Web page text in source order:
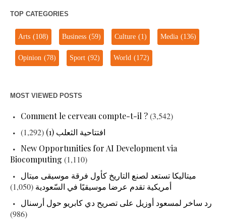
TOP CATEGORIES
Arts(108) Business(59) Culture(1) Media(136)
Opinion(78) Sport(92) World(172)
MOST VIEWED POSTS
Comment le cerveau compte-t-il ?(3,542)
افتتاحية الثعلب (1)
(1,292)
New Opportunities for AI Development via
Biocomputing (1,110)
ميتاليكا تستعد لصنع التاريخ كأول فرقة موسيقى ميتال
أمريكية تقدم عرضا موسيقيًا في السّعودية (1,050)
رد ساخر لمسعود أوزيل على تصريح دي كابريو حول أرسنال
(986)